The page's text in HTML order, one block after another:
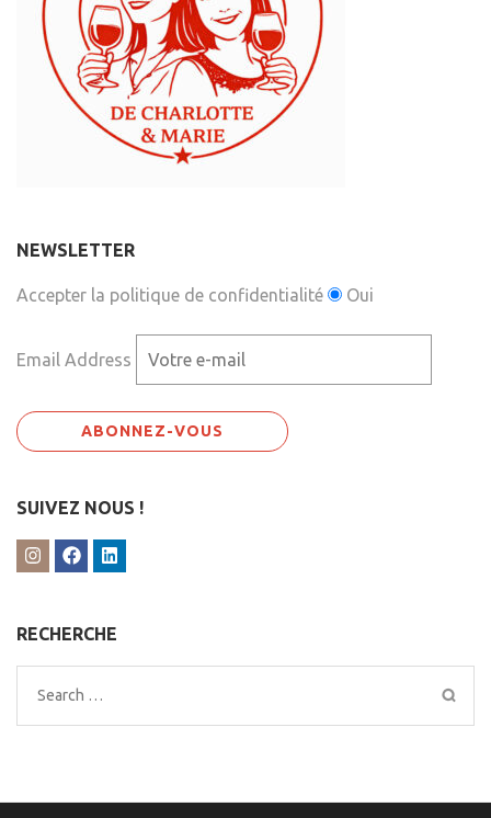
NEWSLETTER
Accepter la politique de confidentialité Oui
Email Address
SUIVEZ NOUS !
RECHERCHE
Search
for: